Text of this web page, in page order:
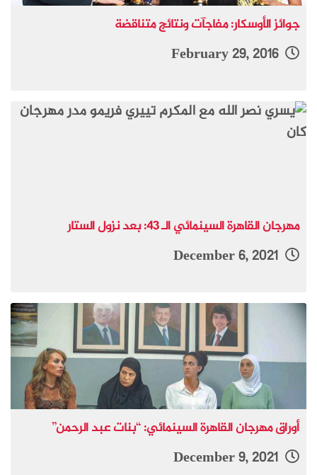
جوائز الأوسكار: مفاجآت ونتائج متناقضة
February 29, 2016
مهرجان القاهرة السينمائي الـ 43: بعد نزول الستار
أوراق مهرجان القاهرة السينمائي: “بنات عبد الرحمن”